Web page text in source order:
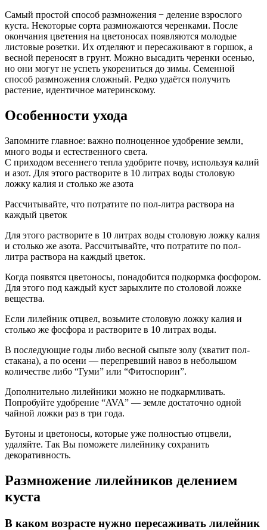
Самый простой способ размножения − деление взрослого
куста. Некоторые сорта размножаются черенками. После
окончания цветения на цветоносах появляются молодые
листовые розетки. Их отделяют и пересаживают в горшок, а
весной переносят в грунт. Можно высадить черенки осенью,
но они могут не успеть укорениться до зимы. Семенной
способ размножения сложный. Редко удаётся получить
растение, идентичное материнскому.
Особенности ухода
Запомните главное: важно полноценное удобрение земли,
много воды и естественного света.
С приходом весеннего тепла удобрите почву, используя калий
и азот. Для этого растворите в 10 литрах воды столовую
ложку калия и столько же азота
Рассчитывайте, что потратите по пол-литра раствора на
каждый цветок
Для этого растворите в 10 литрах воды столовую ложку калия
и столько же азота. Рассчитывайте, что потратите по пол-
литра раствора на каждый цветок.
Когда появятся цветоносы, понадобится подкормка фосфором.
Для этого под каждый куст зарыхлите по столовой ложке
вещества.
Если лилейник отцвел, возьмите столовую ложку калия и
столько же фосфора и растворите в 10 литрах воды.
В последующие годы либо весной сыпьте золу (хватит пол-
стакана), а по осени — перепревший навоз в небольшом
количестве либо “Гуми” или “Фитоспорин”.
Дополнительно лилейники можно не подкармливать.
Попробуйте удобрение “AVA” — земле достаточно одной
чайной ложки раз в три года.
Бутоны и цветоносы, которые уже полностью отцвели,
удаляйте. Так Вы поможете лилейнику сохранить
декоративность.
Размножение лилейников делением
куста
В каком возрасте нужно пересаживать лилейник